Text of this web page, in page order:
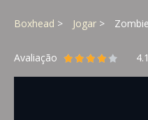
Boxhead Jogar
Avaliação 4.1